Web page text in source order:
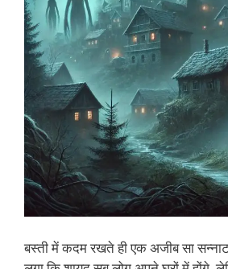
बस्ती में कदम रखते ही एक अजीब सा